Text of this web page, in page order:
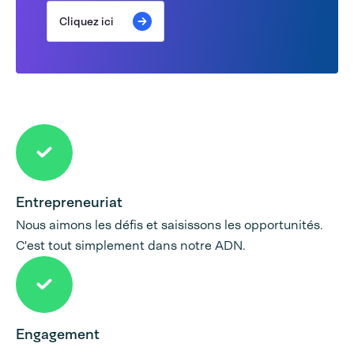
Cliquez ici
Entrepreneuriat
Nous aimons les défis et saisissons les opportunités.
C'est tout simplement dans notre ADN.
Engagement